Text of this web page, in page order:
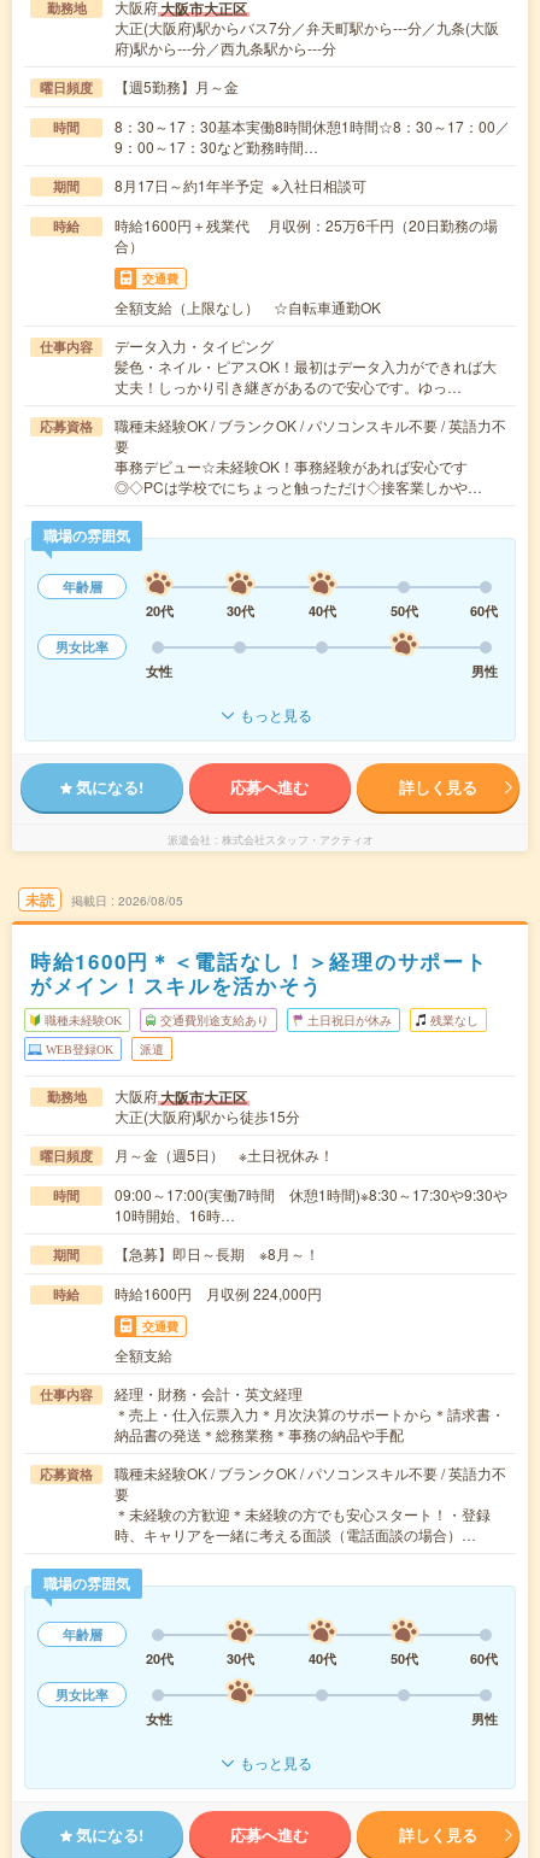
勤務地 大阪府大阪市大正区
大正(大阪府)駅からバス7分／弁天町駅から---分／九条(大阪
府)駅から---分／西九条駅から---分
曜日頻度 【週5勤務】月～金
時間
8：30～17：30基本実働8時間休憩1時間☆8：30～17：00／
9：00～17：30など勤務時間…
期間 8月17日～約1年半予定 ※入社日相談可
時給
時給1600円＋残業代 月収例：25万6千円（20日勤務の場
合）
交通費
全額支給（上限なし） ☆自転車通勤OK
仕事内容
データ入力・タイピング
髪色・ネイル・ピアスOK！最初はデータ入力ができれば大
丈夫！しっかり引き継ぎがあるので安心です。ゆっ…
応募資格
職種未経験OK / ブランクOK / パソコンスキル不要 / 英語力不
要
事務デビュー☆未経験OK！事務経験があれば安心です
◎◇PCは学校でにちょっと触っただけ◇接客業しかや…
職場の雰囲気
年齢層
20代
30代 40代 50代
60代
男女比率
女性
男性
もっと見る
気になる! 応募へ進む 詳しく見る
派遣会社 株式会社スタッフ・アクティオ
未読 掲載日 2026/08/05
時給1600円＊＜電話なし！＞経理のサポート
がメイン！スキルを活かそう
職種未経験OK 交通費別途支給あり 土日祝日が休み 残業なし
WEB登録OK 派遣
勤務地 大阪府大阪市大正区
大正(大阪府)駅から徒歩15分
曜日頻度 月～金（週5日） ※土日祝休み！
時間
09:00～17:00(実働7時間 休憩1時間)※8:30～17:30や9:30や
10時開始、16時…
期間 【急募】即日～長期 ※8月～！
時給 時給1600円 月収例 224,000円
交通費
全額支給
仕事内容
経理・財務・会計・英文経理
＊売上・仕入伝票入力＊月次決算のサポートから＊請求書・
納品書の発送＊総務業務＊事務の納品や手配
応募資格
職種未経験OK / ブランクOK / パソコンスキル不要 / 英語力不
要
＊未経験の方歓迎＊未経験の方でも安心スタート！・登録
時、キャリアを一緒に考える面談（電話面談の場合）…
職場の雰囲気
年齢層
20代
30代 40代 50代
60代
男女比率
女性
男性
もっと見る
気になる! 応募へ進む 詳しく見る